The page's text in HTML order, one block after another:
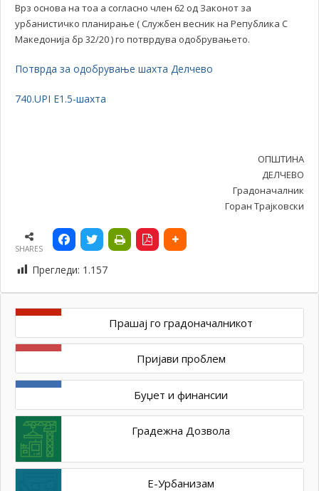
Врз основа на тоа а согласно член 62 од Законот за
урбанистичко планирање ( Службен весник на Република С
Македонија бр 32/20 ) го потврдува одобрувањето.
Потврда за одобрување шахта Делчево
740.UPI E1.5-шахта
ОПШТИНА
ДЕЛЧЕВО
Градоначалник
Горан Трајковски
SHARES
Прегледи: 1.157
Прашај го градоначалникот
Пријави проблем
Буџет и финансии
Градежна Дозвола
Е-Урбанизам